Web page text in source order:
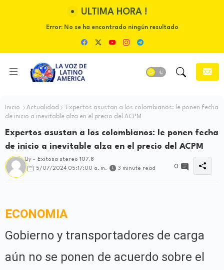
ULTIMA HORA !
Error:No se ha encontrado ningún resultado
Inicio Actualidad
Expertos asustan a los colombianos: le ponen fecha
de inicio a inevitable alza en el precio del ACPM
Expertos asustan a los colombianos: le ponen fecha
de inicio a inevitable alza en el precio del ACPM
By -
Exitosa stereo 107.8
5/07/2024 05:17:00 a. m.
3 minute read 0
ECONOMIA
Gobierno y transportadores de carga
aún no se ponen de acuerdo sobre el